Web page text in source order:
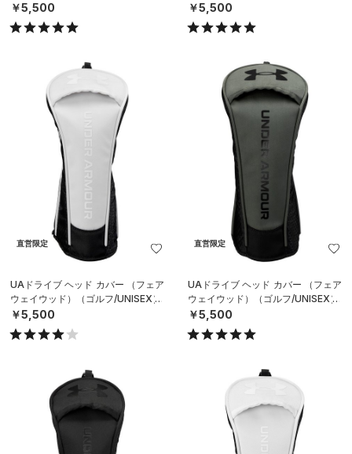
￥5,500 ￥5,500
直営限定
UAドライブ ヘッド カバー （フェア
ウェイウッド）（ゴルフ/UNISEX）
￥5,500
直営限定
UAドライブ ヘッド カバー （フェア
ウェイウッド）（ゴルフ/UNISEX）
￥5,500